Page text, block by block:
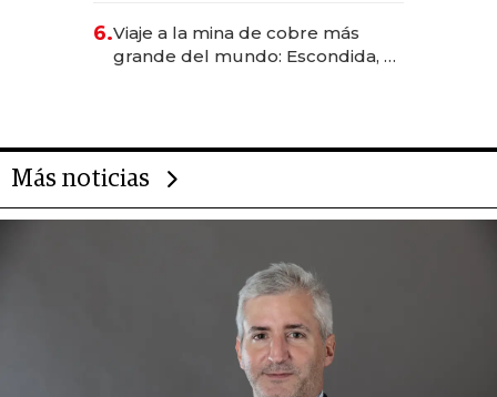
6.Viaje a la mina de cobre más
grande del mundo: Escondida, el
Más noticias